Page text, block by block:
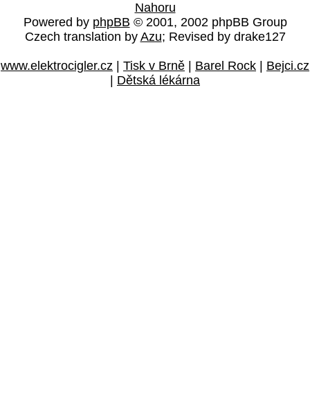
Nahoru
Powered by phpBB © 2001, 2002 phpBB Group
Czech translation by Azu; Revised by drake127
www.elektrocigler.cz Tisk v Brně Barel Rock
Bejci.cz
Dětská lékárna